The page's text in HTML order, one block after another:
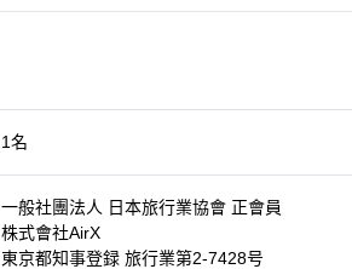
1名
一般社團法人 日本旅行業協會 正會員
株式會社AirX
東京都知事登録 旅行業第2-7428号